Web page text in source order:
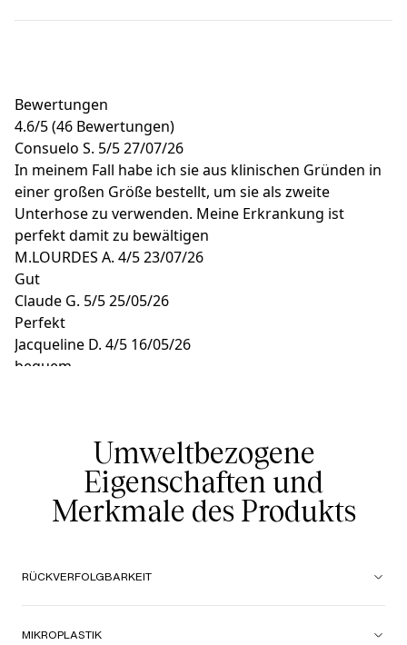
Bewertungen
4.6/5(46 Bewertungen)
Consuelo S. 5/527/07/26
In meinem Fall habe ich sie aus klinischen Gründen in
einer großen Größe bestellt, um sie als zweite
Unterhose zu verwenden. Meine Erkrankung ist
perfekt damit zu bewältigen
M.LOURDES A. 4/523/07/26
Gut
Claude G. 5/525/05/26
Perfekt
Jacqueline D. 4/5 16/05/26
bequem
Umweltbezogene
Eigenschaften und
Merkmale des Produkts
RÜCKVERFOLGBARKEIT
MIKROPLASTIK